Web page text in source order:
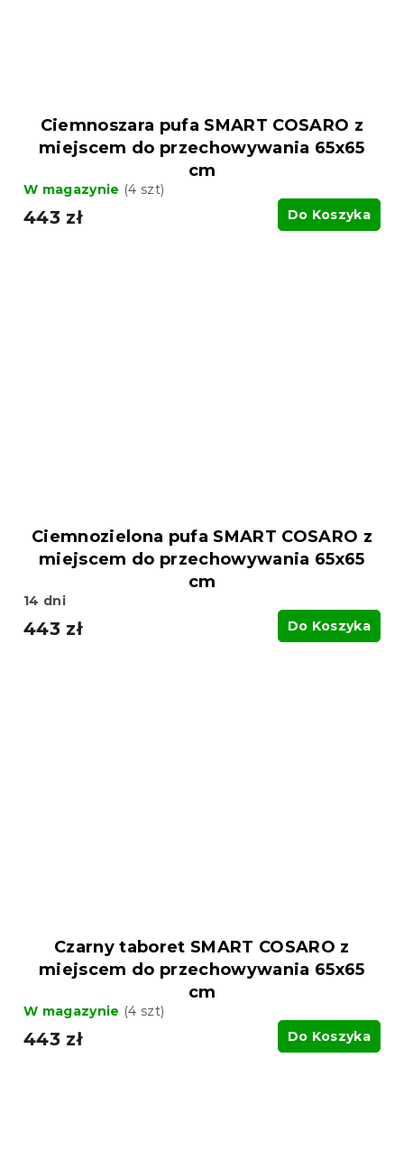
Ciemnoszara pufa SMART COSARO z
miejscem do przechowywania 65x65
cm
W magazynie (4 szt)
443 zł Do Koszyka
Ciemnozielona pufa SMART COSARO z
miejscem do przechowywania 65x65
cm
14 dni
443 zł Do Koszyka
Czarny taboret SMART COSARO z
miejscem do przechowywania 65x65
cm
W magazynie (4 szt)
443 zł Do Koszyka